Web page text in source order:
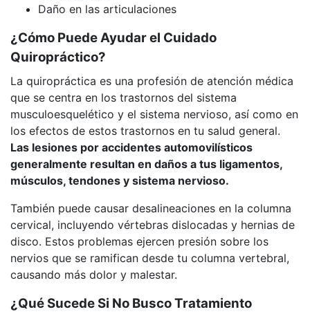
Daño en las articulaciones
¿Cómo Puede Ayudar el Cuidado
Quiropráctico?
La quiropráctica es una profesión de atención médica
que se centra en los trastornos del sistema
musculoesquelético y el sistema nervioso, así como en
los efectos de estos trastornos en tu salud general.
Las lesiones por accidentes automovilísticos
generalmente resultan en daños a tus ligamentos,
músculos, tendones y sistema nervioso.
También puede causar desalineaciones en la columna
cervical, incluyendo vértebras dislocadas y hernias de
disco. Estos problemas ejercen presión sobre los
nervios que se ramifican desde tu columna vertebral,
causando más dolor y malestar.
¿Qué Sucede Si No Busco Tratamiento